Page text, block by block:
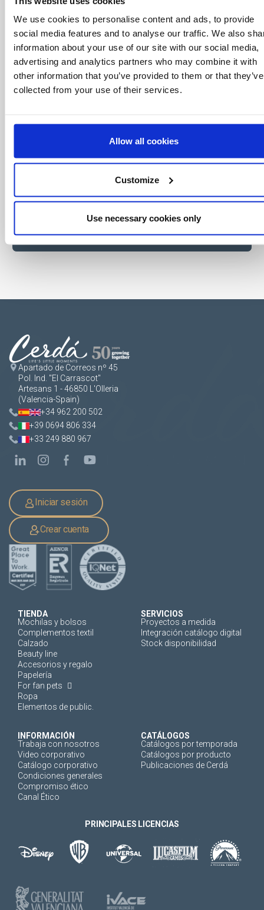
We use cookies to personalise content and ads, to provide
social media features and to analyse our traffic. We also
information about your use of our site with our social media,
advertising and analytics partners who may combine it with
other information that you’ve provided to them or that they’ve
collected from your use of their services.
Allow all cookies
Customize
Use necessary cookies only
Consigue ofertas especiales, información
sobre eventos, los últimos artículos del blog y
conoce antes que nadie las novedades del
mundo del licensing, todo al alcance de un
click.
Apartado de Correos nº 45
Pol. Ind. "El Carrascot"
Artesans 1 - 46850 L'Olleria
(Valencia-Spain)
+34 962 200 502
+39 0694 806 334
+33 249 880 967
Iniciar sesión
Crear cuenta
TIENDA
Mochilas y bolsos
Complementos textil
Calzado
Beauty line
Accesorios y regalo
Papelería
For fan pets
Ropa
Elementos de public.
SERVICIOS
Proyectos a medida
Integración catálogo digital
Stock disponibilidad
INFORMACIÓN
Trabaja con nosotros
Video corporativo
Catálogo corporativo
Condiciones generales
Compromiso ético
Canal Ético
CATÁLOGOS
Catálogos por temporada
Catálogos por producto
Publicaciones de Cerdá
PRINCIPALES LICENCIAS